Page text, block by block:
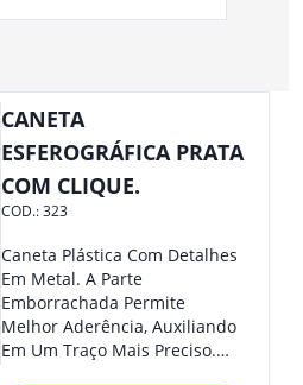
CANETA
ESFEROGRÁFICA PRATA
COM CLIQUE.
COD.:323
Caneta Plástica Com Detalhes
Em Metal. A Parte
Emborrachada Permite
Melhor Aderência, Auxiliando
Em Um Traço Mais Preciso.